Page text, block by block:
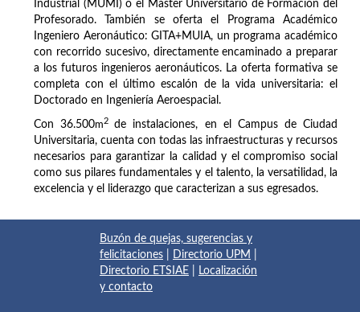
Industrial (MUMI) o el Máster Universitario de Formación del
Profesorado. También se oferta el Programa Académico
Ingeniero Aeronáutico: GITA+MUIA, un programa académico
con recorrido sucesivo, directamente encaminado a preparar
a los futuros ingenieros aeronáuticos. La oferta formativa se
completa con el último escalón de la vida universitaria: el
Doctorado en Ingeniería Aeroespacial.
Con 36.500m2
de instalaciones, en el Campus de Ciudad
Universitaria, cuenta con todas las infraestructuras y recursos
necesarios para garantizar la calidad y el compromiso social
como sus pilares fundamentales y el talento, la versatilidad, la
excelencia y el liderazgo que caracterizan a sus egresados.
Buzón de quejas, sugerencias y
felicitaciones
Directorio UPM
Directorio ETSIAE
Localización
y contacto